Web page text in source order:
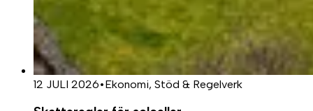
12 JULI 2026•Ekonomi, Stöd & Regelverk